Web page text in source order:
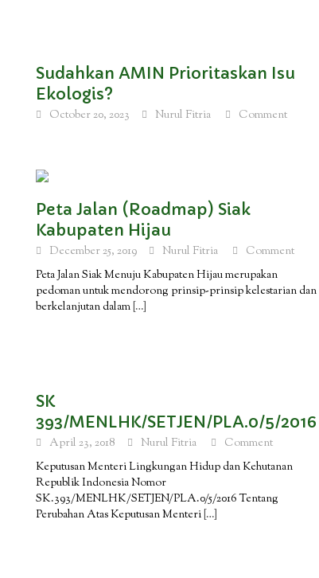
Sudahkan AMIN Prioritaskan Isu
Ekologis?
October 20, 2023 Nurul Fitria Comment
Peta Jalan (Roadmap) Siak
Kabupaten Hijau
December 25, 2019 Nurul Fitria
Comment
Peta Jalan Siak Menuju Kabupaten Hijau merupakan
pedoman untuk mendorong prinsip-prinsip kelestarian dan
berkelanjutan dalam […]
SK
393/MENLHK/SETJEN/PLA.0/5/2016
April 23, 2018 Nurul Fitria
Comment
Keputusan Menteri Lingkungan Hidup dan Kehutanan
Republik Indonesia Nomor
SK.393/MENLHK/SETJEN/PLA.0/5/2016 Tentang
Perubahan Atas Keputusan Menteri […]